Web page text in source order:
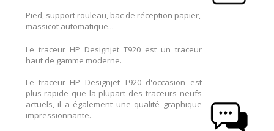
Pied, support rouleau, bac de réception papier,
massicot automatique...
Le traceur HP Designjet T920 est un traceur
haut de gamme moderne.
Le traceur HP Designjet T920 d'occasion est
plus rapide que la plupart des traceurs neufs
actuels, il a également une qualité graphique
impressionnante.